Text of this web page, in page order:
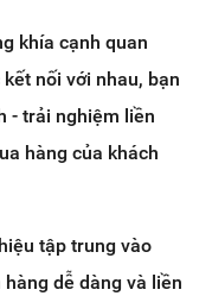
khía cạnh quan
nối với nhau, bạn
- trải nghiệm liền
hàng của khách
tập trung vào
dễ dàng và liền